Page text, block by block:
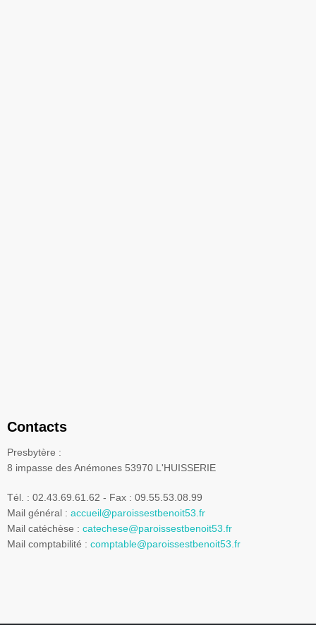
Contacts
Presbytère :
8 impasse des Anémones 53970 L'HUISSERIE
Tél. : 02.43.69.61.62 - Fax : 09.55.53.08.99
Mail général : accueil@paroissestbenoit53.fr
Mail catéchèse : catechese@paroissestbenoit53.fr
Mail comptabilité : comptable@paroissestbenoit53.fr